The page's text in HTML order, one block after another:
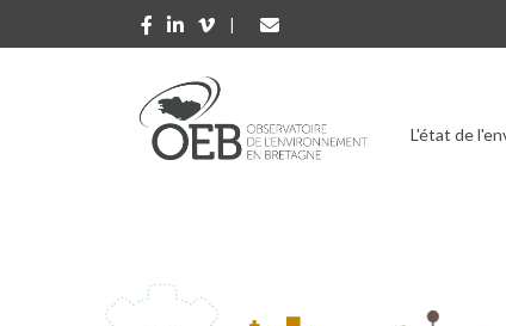
Aller au contenu principal
L'état de